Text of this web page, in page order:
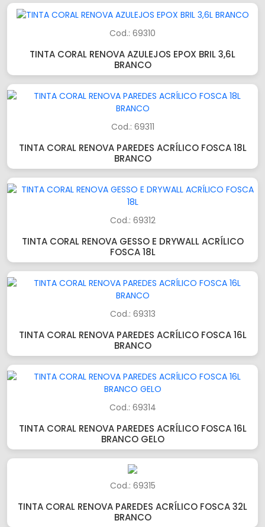
Cod.: 69310
TINTA CORAL RENOVA AZULEJOS EPOX BRIL 3,6L
BRANCO
Cod.: 69311
TINTA CORAL RENOVA PAREDES ACRÍLICO FOSCA 18L
BRANCO
Cod.: 69312
TINTA CORAL RENOVA GESSO E DRYWALL ACRÍLICO
FOSCA 18L
Cod.: 69313
TINTA CORAL RENOVA PAREDES ACRÍLICO FOSCA 16L
BRANCO
Cod.: 69314
TINTA CORAL RENOVA PAREDES ACRÍLICO FOSCA 16L
BRANCO GELO
Cod.: 69315
TINTA CORAL RENOVA PAREDES ACRÍLICO FOSCA 32L
BRANCO